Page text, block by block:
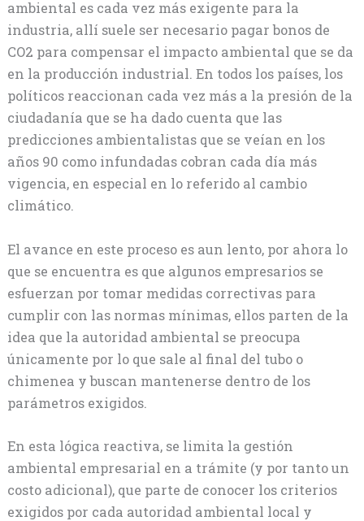
ambiental es cada vez más exigente para la
industria, allí suele ser necesario pagar bonos de
CO2 para compensar el impacto ambiental que se da
en la producción industrial. En todos los países, los
políticos reaccionan cada vez más a la presión de la
ciudadanía que se ha dado cuenta que las
predicciones ambientalistas que se veían en los
años 90 como infundadas cobran cada día más
vigencia, en especial en lo referido al cambio
climático.
El avance en este proceso es aun lento, por ahora lo
que se encuentra es que algunos empresarios se
esfuerzan por tomar medidas correctivas para
cumplir con las normas mínimas, ellos parten de la
idea que la autoridad ambiental se preocupa
únicamente por lo que sale al final del tubo o
chimenea y buscan mantenerse dentro de los
parámetros exigidos.
En esta lógica reactiva, se limita la gestión
ambiental empresarial en a trámite (y por tanto un
costo adicional), que parte de conocer los criterios
exigidos por cada autoridad ambiental local y